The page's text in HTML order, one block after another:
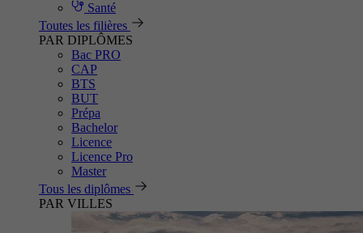
Santé
Toutes les filières
PAR DIPLÔMES
Bac PRO
CAP
BTS
BUT
Prépa
Bachelor
Licence
Licence Pro
Master
Tous les diplômes
PAR VILLES